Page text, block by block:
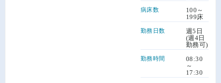
病床数
100～
199床
勤務日数
週5日
(週4日
勤務可)
勤務時間
08:30
～
17:30